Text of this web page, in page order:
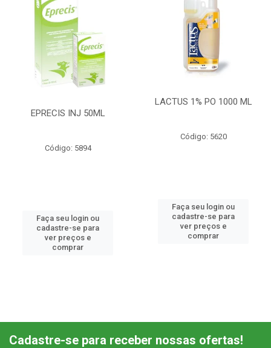
EPRECIS INJ 50ML
Código: 5894
Faça seu login ou
cadastre-se para
ver preços e
comprar
LACTUS 1% PO 1000 ML
Código: 5620
Faça seu login ou
cadastre-se para
ver preços e
comprar
Cadastre-se para receber nossas ofertas!